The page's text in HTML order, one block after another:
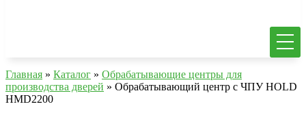
Главная » Каталог » Обрабатывающие центры для
производства дверей » Обрабатывающий центр с ЧПУ HOLD
HMD2200